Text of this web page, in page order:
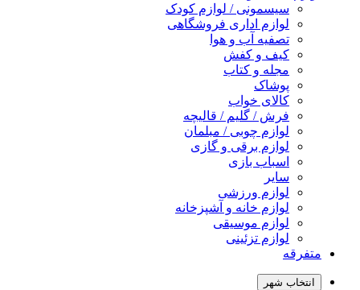
سیسمونی / لوازم کودک
لوازم اداری فروشگاهی
تصفیه آب و هوا
کیف و کفش
مجله و کتاب
پوشاک
کالای خواب
فرش / گلیم / قالیچه
لوازم چوبی / مبلمان
لوازم برقی و گازی
اسباب بازی
سایر
لوازم ورزشی
لوازم خانه و آشپزخانه
لوازم موسیقی
لوازم تزئینی
متفرقه
انتخاب شهر